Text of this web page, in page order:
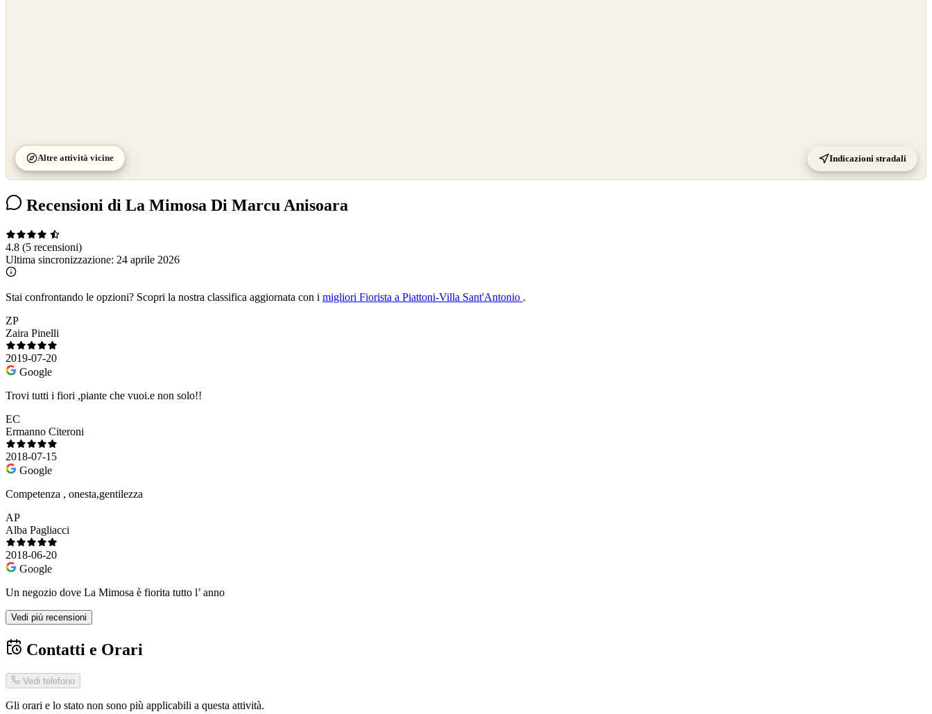
Altre attività vicine Indicazioni stradali
Recensioni di La Mimosa Di Marcu Anisoara
4.8 (5 recensioni)
Ultima sincronizzazione: 24 aprile 2026
Stai confrontando le opzioni? Scopri la nostra classifica aggiornata con i migliori Fiorista a Piattoni-Villa Sant'Antonio .
ZP
Zaira Pinelli
2019-07-20
Google
Trovi tutti i fiori ,piante che vuoi.e non solo!!
EC
Ermanno Citeroni
2018-07-15
Google
Competenza , onesta,gentilezza
AP
Alba Pagliacci
2018-06-20
Google
Un negozio dove La Mimosa è fiorita tutto l’ anno
Vedi più recensioni
Contatti e Orari
Vedi telefono
Gli orari e lo stato non sono più applicabili a questa attività.